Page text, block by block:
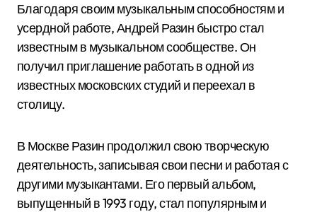
Благодаря своим музыкальным способностям и
усердной работе, Андрей Разин быстро стал
известным в музыкальном сообществе. Он
получил приглашение работать в одной из
известных московских студий и переехал в
столицу.
В Москве Разин продолжил свою творческую
деятельность, записывая свои песни и работая с
другими музыкантами. Его первый альбом,
выпущенный в 1993 году, стал популярным и